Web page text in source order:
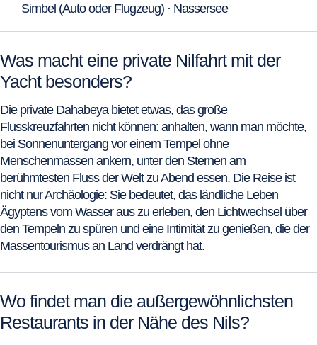
Simbel (Auto oder Flugzeug) · Nassersee
Was macht eine private Nilfahrt mit der
Yacht besonders?
Die private Dahabeya bietet etwas, das große
Flusskreuzfahrten nicht können: anhalten, wann man möchte,
bei Sonnenuntergang vor einem Tempel ohne
Menschenmassen ankern, unter den Sternen am
berühmtesten Fluss der Welt zu Abend essen. Die Reise ist
nicht nur Archäologie: Sie bedeutet, das ländliche Leben
Ägyptens vom Wasser aus zu erleben, den Lichtwechsel über
den Tempeln zu spüren und eine Intimität zu genießen, die der
Massentourismus an Land verdrängt hat.
Wo findet man die außergewöhnlichsten
Restaurants in der Nähe des Nils?